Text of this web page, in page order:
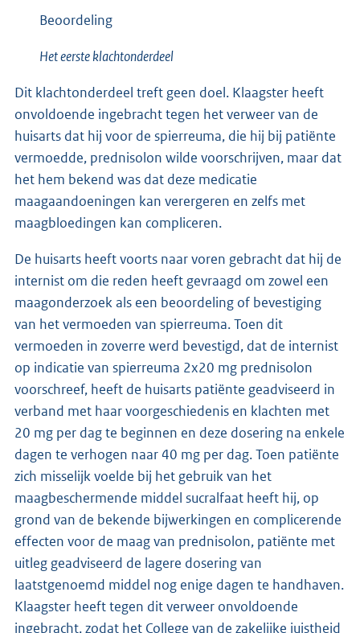
Beoordeling
Het eerste klachtonderdeel
Dit klachtonderdeel treft geen doel. Klaagster heeft
onvoldoende ingebracht tegen het verweer van de
huisarts dat hij voor de spierreuma, die hij bij patiënte
vermoedde, prednisolon wilde voorschrijven, maar dat
het hem bekend was dat deze medicatie
maagaandoeningen kan verergeren en zelfs met
maagbloedingen kan compliceren.
De huisarts heeft voorts naar voren gebracht dat hij de
internist om die reden heeft gevraagd om zowel een
maagonderzoek als een beoordeling of bevestiging
van het vermoeden van spierreuma. Toen dit
vermoeden in zoverre werd bevestigd, dat de internist
op indicatie van spierreuma 2x20 mg prednisolon
voorschreef, heeft de huisarts patiënte geadviseerd in
verband met haar voorgeschiedenis en klachten met
20 mg per dag te beginnen en deze dosering na enkele
dagen te verhogen naar 40 mg per dag. Toen patiënte
zich misselijk voelde bij het gebruik van het
maagbeschermende middel sucralfaat heeft hij, op
grond van de bekende bijwerkingen en complicerende
effecten voor de maag van prednisolon, patiënte met
uitleg geadviseerd de lagere dosering van
laatstgenoemd middel nog enige dagen te handhaven.
Klaagster heeft tegen dit verweer onvoldoende
ingebracht, zodat het College van de zakelijke juistheid